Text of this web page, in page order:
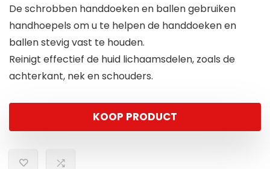
De schrobben handdoeken en ballen gebruiken
handhoepels om u te helpen de handdoeken en
ballen stevig vast te houden.
Reinigt effectief de huid lichaamsdelen, zoals de
achterkant, nek en schouders.
KOOP PRODUCT